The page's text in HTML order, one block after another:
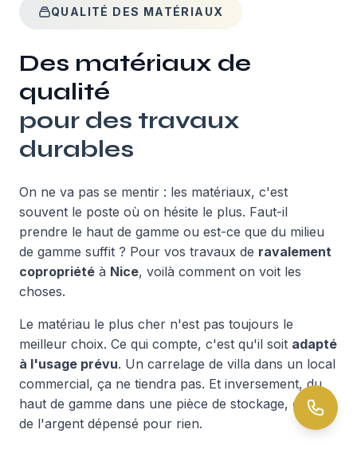
QUALITÉ DES MATÉRIAUX
Des matériaux de
qualité
pour des travaux
durables
On ne va pas se mentir : les matériaux, c'est
souvent le poste où on hésite le plus. Faut-il
prendre le haut de gamme ou est-ce que du milieu
de gamme suffit ? Pour vos travaux de ravalement
copropriété à Nice, voilà comment on voit les
choses.
Le matériau le plus cher n'est pas toujours le
meilleur choix. Ce qui compte, c'est qu'il soit adapté
à l'usage prévu. Un carrelage de villa dans un local
commercial, ça ne tiendra pas. Et inversement, du
haut de gamme dans une pièce de stockage, c'est
de l'argent dépensé pour rien.